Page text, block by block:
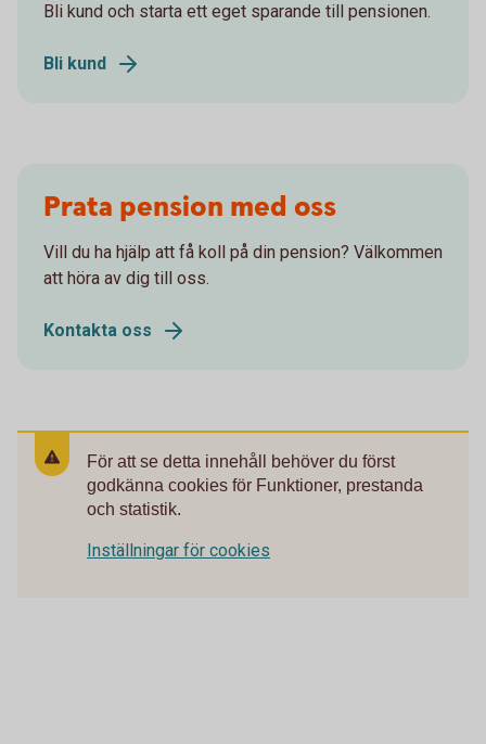
Bli kund och starta ett eget sparande till pensionen.
Bli kund
Prata pension med oss
Vill du ha hjälp att få koll på din pension? Välkommen
att höra av dig till oss.
Kontakta oss
För att se detta innehåll behöver du först
godkänna cookies för Funktioner, prestanda
och statistik.
Inställningar för cookies